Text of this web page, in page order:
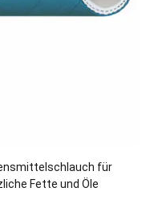
für
Fette und Öle